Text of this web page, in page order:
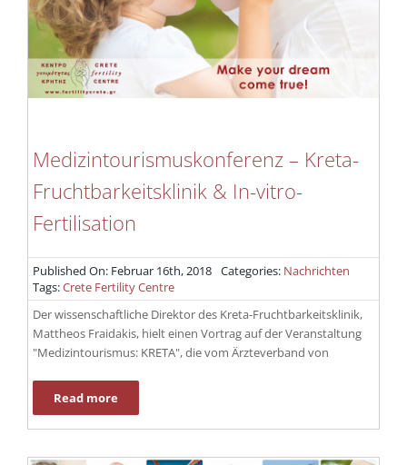
Medizintourismuskonferenz – Kreta-
Fruchtbarkeitsklinik & In-vitro-
Fertilisation
Published On: Februar 16th, 2018 Categories: Nachrichten
Tags:Crete Fertility Centre
Der wissenschaftliche Direktor des Kreta-Fruchtbarkeitsklinik,
Mattheos Fraidakis, hielt einen Vortrag auf der Veranstaltung
"Medizintourismus: KRETA", die vom Ärzteverband von
Read more